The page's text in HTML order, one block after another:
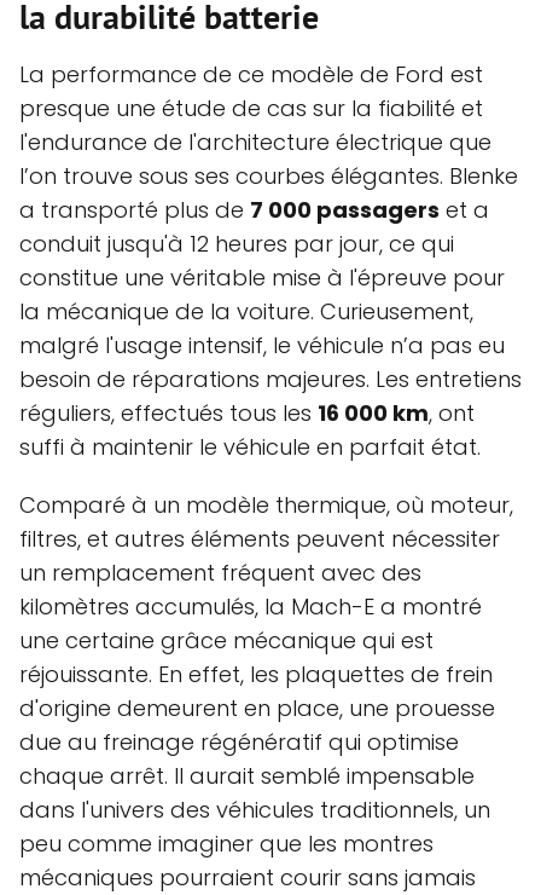
la durabilité batterie
La performance de ce modèle de Ford est
presque une étude de cas sur la fiabilité et
l'endurance de l'architecture électrique que
l’on trouve sous ses courbes élégantes. Blenke
a transporté plus de 7 000 passagers et a
conduit jusqu'à 12 heures par jour, ce qui
constitue une véritable mise à l'épreuve pour
la mécanique de la voiture. Curieusement,
malgré l'usage intensif, le véhicule n’a pas eu
besoin de réparations majeures. Les entretiens
réguliers, effectués tous les 16 000 km, ont
suffi à maintenir le véhicule en parfait état.
Comparé à un modèle thermique, où moteur,
filtres, et autres éléments peuvent nécessiter
un remplacement fréquent avec des
kilomètres accumulés, la Mach-E a montré
une certaine grâce mécanique qui est
réjouissante. En effet, les plaquettes de frein
d'origine demeurent en place, une prouesse
due au freinage régénératif qui optimise
chaque arrêt. Il aurait semblé impensable
dans l'univers des véhicules traditionnels, un
peu comme imaginer que les montres
mécaniques pourraient courir sans jamais